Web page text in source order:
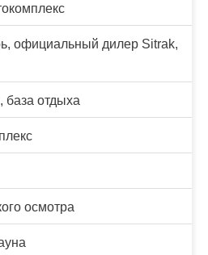
официальный дилер Sitrak,
база отдыха
осмотра